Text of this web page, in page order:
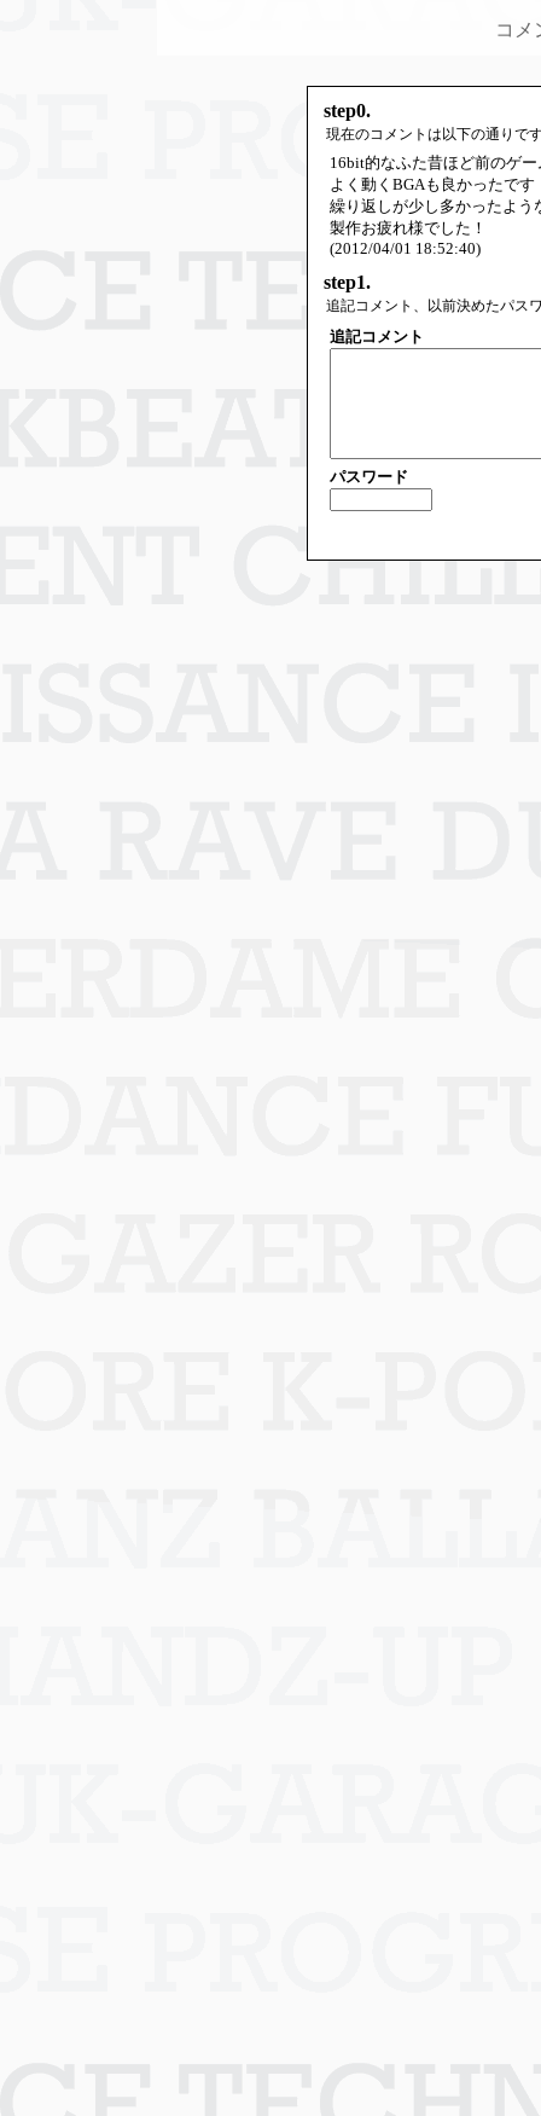
コメ
step0.
現在のコメントは以下の通りで
16bit的なふた昔ほど前のゲ
よく動くBGAも良かったです
繰り返しが少し多かったよう
製作お疲れ様でした！
(2012/04/01 18:52:40)
step1.
追記コメント、以前決めたパス
追記コメント
パスワード